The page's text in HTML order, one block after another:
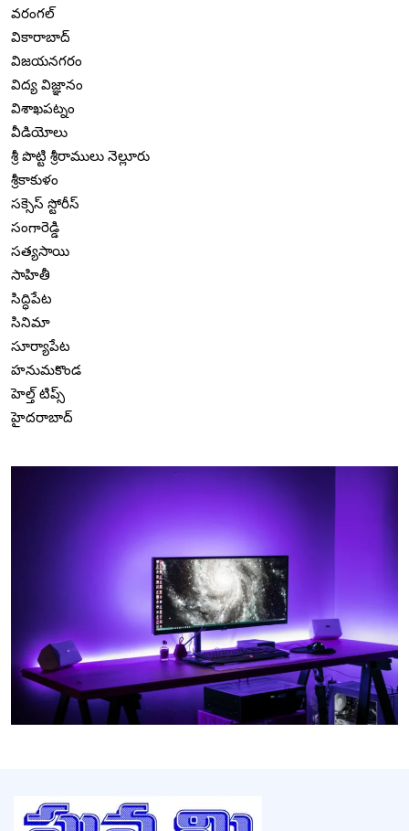
వరంగల్
వికారాబాద్
విజయనగరం
విద్య విజ్ఞానం
విశాఖపట్నం
వీడియోలు
శ్రీ పొట్టి శ్రీరాములు నెల్లూరు
శ్రీకాకుళం
సక్సెస్ స్టోరీస్
సంగారెడ్డి
సత్యసాయి
సాహితీ
సిద్ధిపేట
సినిమా
సూర్యాపేట
హనుమకొండ
హెల్త్ టిప్స్
హైదరాబాద్